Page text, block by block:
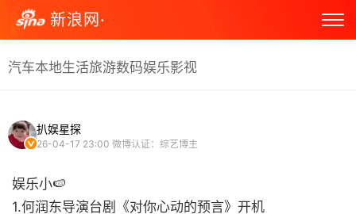
新浪网·
汽车本地生活旅游数码娱乐影视
扒娱星探
26-04-17 23:00 微博认证：综艺博主
娱乐小🍉
1.何润东导演台剧《对你心动的预言》开机